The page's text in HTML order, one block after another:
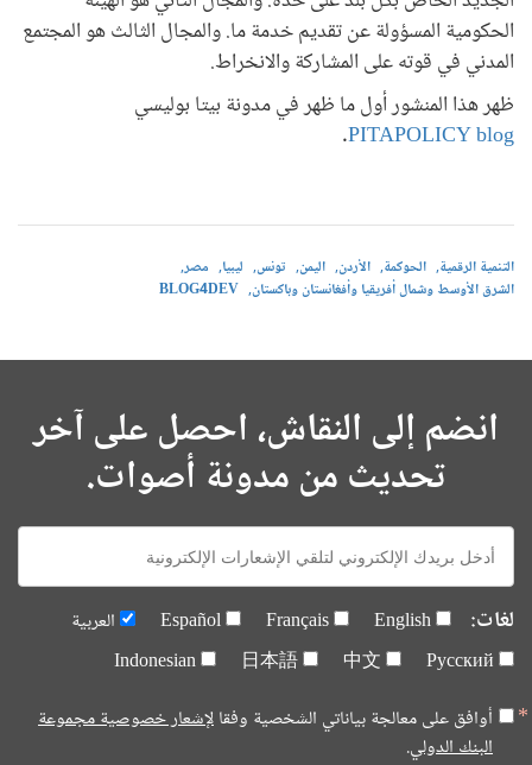
الحكومية المسؤولة عن تقديم خدمة ما. والمجال الثالث هو المجتمع
المدني في قوته على المشاركة والانخراط.
ظهر هذا المنشور أول ما ظهر في مدونة بيتا بوليسي
PITAPOLICY blog
.
التنمية الرقمية الحوكمة الأردن اليمن تونس ليبيا
مصر
الشرق الأوسط وشمال أفريقيا وأفغانستان وباكستان BLOG4DEV
انضم إلى النقاش، احصل على آخر
تحديث من مدونة أصوات.
E-
mail:
لغات: English
Français
Español
العربية
Русский
中文
日本語
Indonesian
أوافق على معالجة بياناتي الشخصية وفقالإشعار خصوصية مجموعة
البنك الدولي.